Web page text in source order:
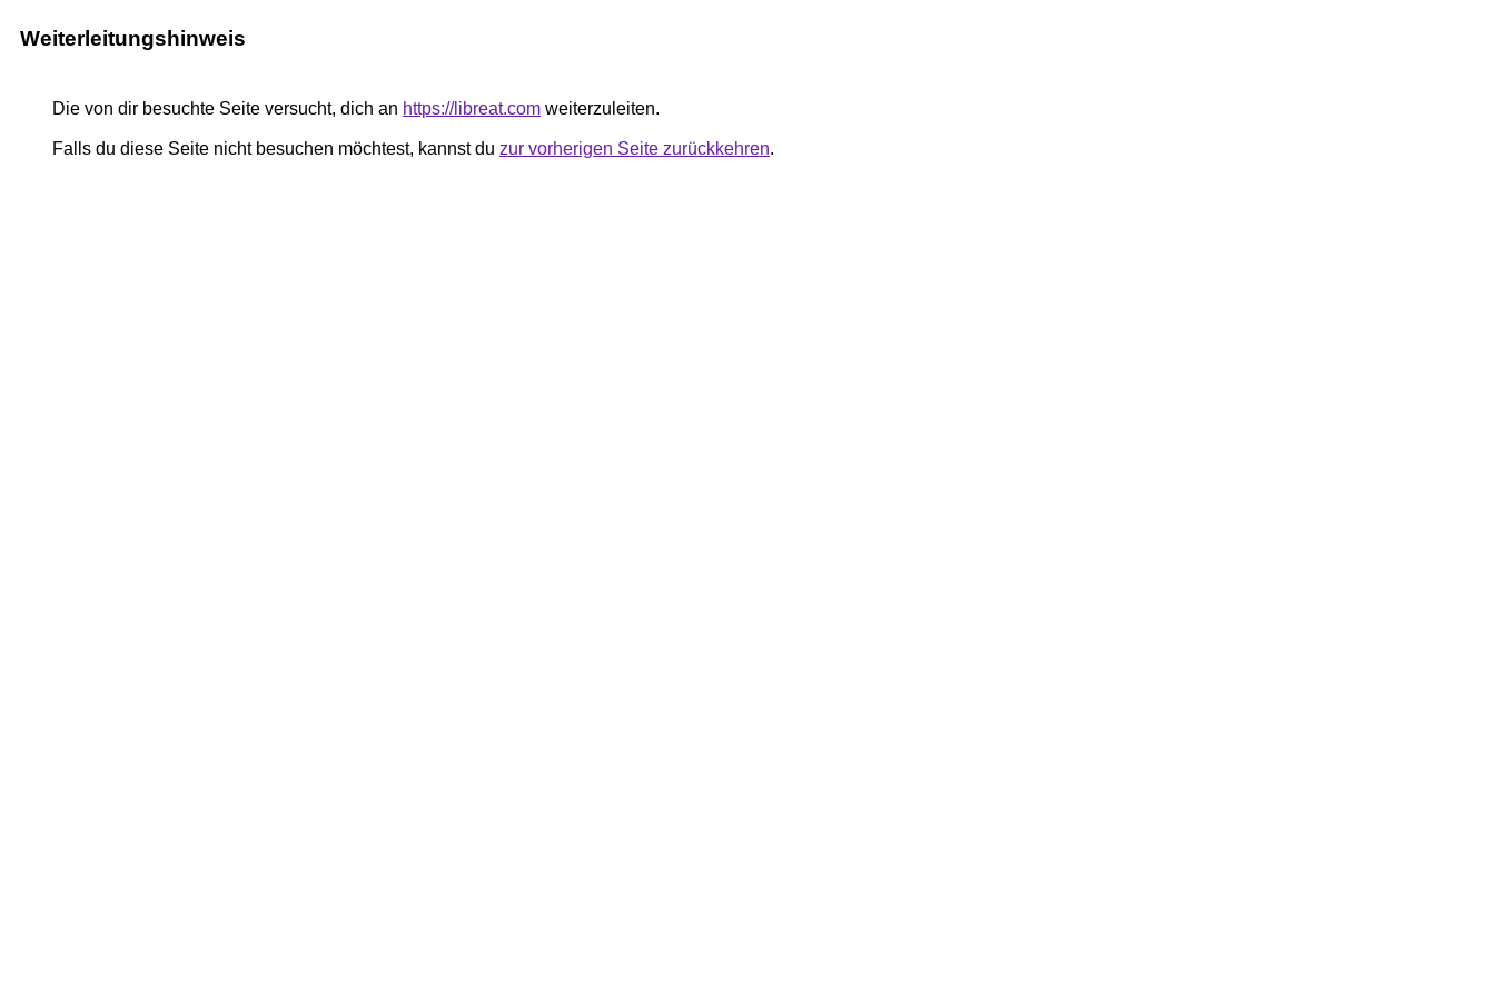
Weiterleitungshinweis
Die von dir besuchte Seite versucht, dich an https://libreat.com weiterzuleiten.
Falls du diese Seite nicht besuchen möchtest, kannst du zur vorherigen Seite zurückkehren.